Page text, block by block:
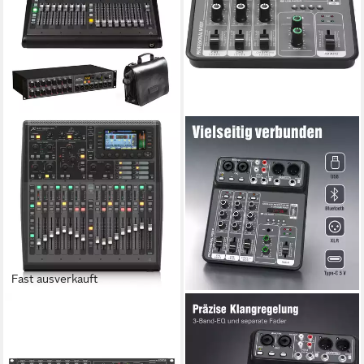
Fast ausverkauft
NSIHING
Mischpult 4-Kanal Audio
Mischpult mit 48V